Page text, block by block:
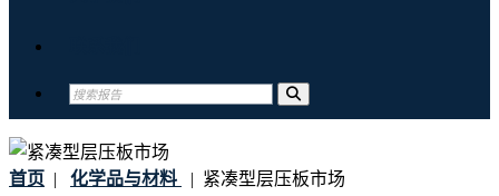
首页 | 化学品与材料 | 紧凑型层压板市场